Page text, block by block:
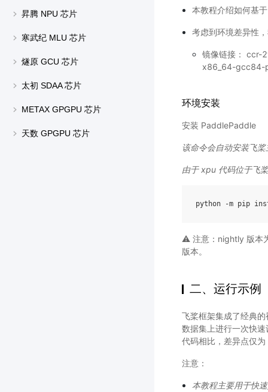
昇腾 NPU 芯片
寒武纪 MLU 芯片
燧原 GCU 芯片
太初 SDAA 芯片
METAX GPGPU 芯片
天数 GPGPU 芯片
本教程介绍如何基
考虑到环境差异性
镜像链接：
x86_64-gcc84-
环境安装
安装 PaddlePaddle
该命令会自动安装飞
由于 xpu 代码位于飞
python -m pip
⚠️ 注意：nightly 版本
版本。
二、运行示例
飞桨框架集成了经典
数据集上进行一次快
代码相比，差异点仅为
注意：
本教程主要用于快